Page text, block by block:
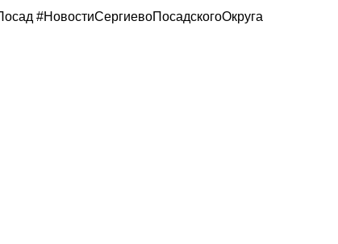
#НовостиСергиевоПосадскогоОкруга